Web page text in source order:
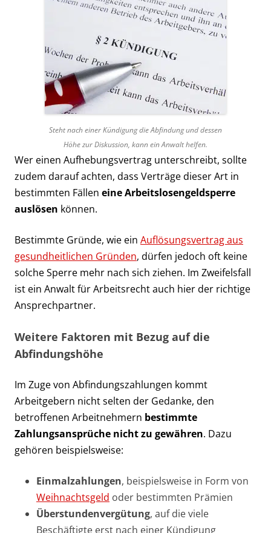
Steht nach einer Kündigung die Abfindung und dessen
Höhe zur Diskussion, kann ein Anwalt helfen.
Wer einen Aufhebungsvertrag unterschreibt, sollte
zudem darauf achten, dass Verträge dieser Art in
bestimmten Fällen eine Arbeitslosengeldsperre
auslösen können.
Bestimmte Gründe, wie ein Auflösungsvertrag aus
gesundheitlichen Gründen, dürfen jedoch oft keine
solche Sperre mehr nach sich ziehen. Im Zweifelsfall
ist ein Anwalt für Arbeitsrecht auch hier der richtige
Ansprechpartner.
Weitere Faktoren mit Bezug auf die
Abfindungshöhe
Im Zuge von Abfindungszahlungen kommt
Arbeitgebern nicht selten der Gedanke, den
betroffenen Arbeitnehmern bestimmte
Zahlungsansprüche nicht zu gewähren. Dazu
gehören beispielsweise:
Einmalzahlungen, beispielsweise in Form von
Weihnachtsgeld oder bestimmten Prämien
Überstundenvergütung, auf die viele
Beschäftigte erst nach einer Kündigung